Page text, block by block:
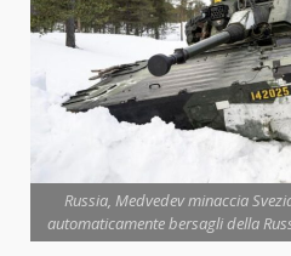
Russia, Medvedev minaccia
automaticamente bersagli della